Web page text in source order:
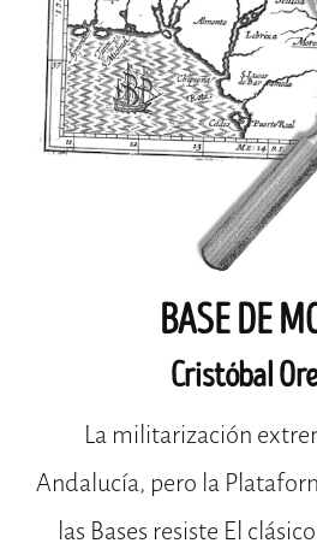
BASE DE
Cristóbal
La militarización
Andalucía, pero la
las Bases resiste El